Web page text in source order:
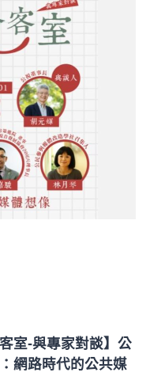
客室-與專家對談】公
網路時代的公共媒